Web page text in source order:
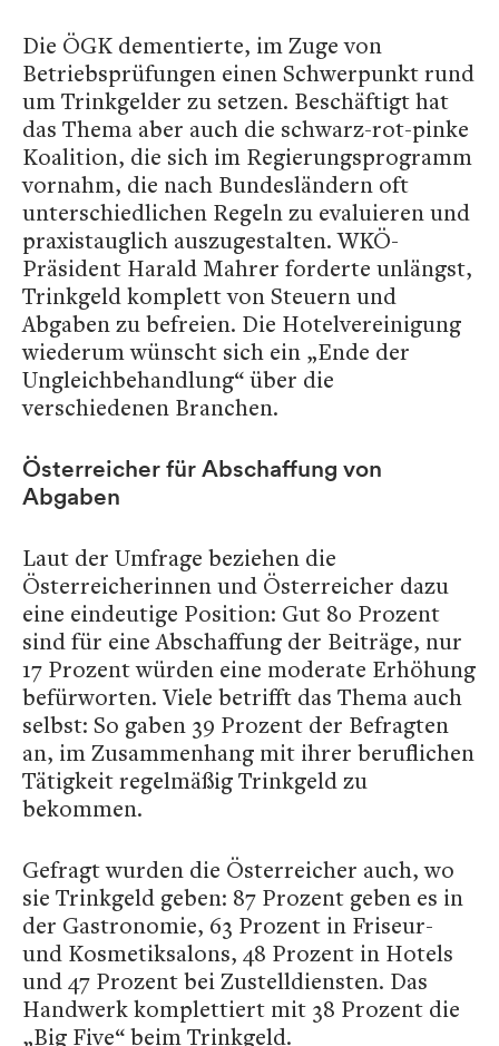
Die ÖGK dementierte, im Zuge von
Betriebsprüfungen einen Schwerpunkt rund
um Trinkgelder zu setzen. Beschäftigt hat
das Thema aber auch die schwarz-rot-pinke
Koalition, die sich im Regierungsprogramm
vornahm, die nach Bundesländern oft
unterschiedlichen Regeln zu evaluieren und
praxistauglich auszugestalten. WKÖ-
Präsident Harald Mahrer forderte unlängst,
Trinkgeld komplett von Steuern und
Abgaben zu befreien. Die Hotelvereinigung
wiederum wünscht sich ein „Ende der
Ungleichbehandlung“ über die
verschiedenen Branchen.
Österreicher für Abschaffung von
Abgaben
Laut der Umfrage beziehen die
Österreicherinnen und Österreicher dazu
eine eindeutige Position: Gut 80 Prozent
sind für eine Abschaffung der Beiträge, nur
17 Prozent würden eine moderate Erhöhung
befürworten. Viele betrifft das Thema auch
selbst: So gaben 39 Prozent der Befragten
an, im Zusammenhang mit ihrer beruflichen
Tätigkeit regelmäßig Trinkgeld zu
bekommen.
Gefragt wurden die Österreicher auch, wo
sie Trinkgeld geben: 87 Prozent geben es in
der Gastronomie, 63 Prozent in Friseur-
und Kosmetiksalons, 48 Prozent in Hotels
und 47 Prozent bei Zustelldiensten. Das
Handwerk komplettiert mit 38 Prozent die
„Big Five“ beim Trinkgeld.